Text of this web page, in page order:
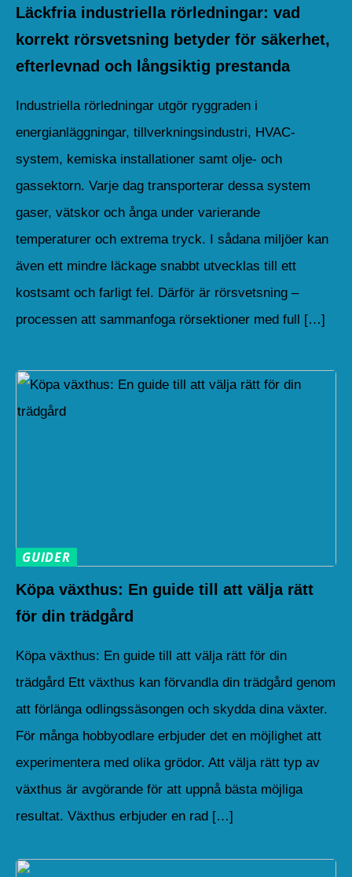
Läckfria industriella rörledningar: vad
korrekt rörsvetsning betyder för säkerhet,
efterlevnad och långsiktig prestanda
Industriella rörledningar utgör ryggraden i
energianläggningar, tillverkningsindustri, HVAC-
system, kemiska installationer samt olje- och
gassektorn. Varje dag transporterar dessa system
gaser, vätskor och ånga under varierande
temperaturer och extrema tryck. I sådana miljöer kan
även ett mindre läckage snabbt utvecklas till ett
kostsamt och farligt fel. Därför är rörsvetsning –
processen att sammanfoga rörsektioner med full […]
GUIDER
Köpa växthus: En guide till att välja rätt
för din trädgård
Köpa växthus: En guide till att välja rätt för din
trädgård Ett växthus kan förvandla din trädgård genom
att förlänga odlingssäsongen och skydda dina växter.
För många hobbyodlare erbjuder det en möjlighet att
experimentera med olika grödor. Att välja rätt typ av
växthus är avgörande för att uppnå bästa möjliga
resultat. Växthus erbjuder en rad […]